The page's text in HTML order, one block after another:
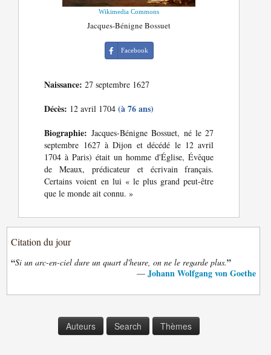
Wikimedia Commons
Jacques-Bénigne Bossuet
Facebook
Naissance: 27 septembre 1627
Décès: 12 avril 1704(à 76 ans)
Biographie: Jacques-Bénigne Bossuet, né le 27
septembre 1627 à Dijon et décédé le 12 avril
1704 à Paris) était un homme d'Église, Évêque
de Meaux, prédicateur et écrivain français.
Certains voient en lui « le plus grand peut-être
que le monde ait connu. »
Citation du jour
“Si un arc-en-ciel dure un quart d'heure, on ne le regarde plus.”
— Johann Wolfgang von Goethe
Auteurs Search Thèmes